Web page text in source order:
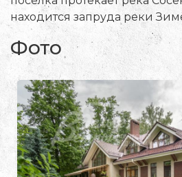
находится запруда реки
Фото